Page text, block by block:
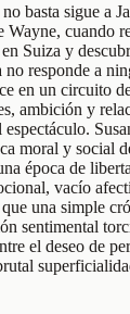
basta sigue a
cuando
Suiza y
responde a
en un circuito
ambición y
moral y social
época de
vacío
una simple
sentimental
el deseo de